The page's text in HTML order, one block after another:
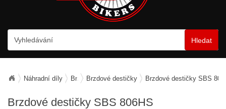
Hledat
Náhradní díly BrzdyBrzdové destičky Brzdové destičky SBS
Brzdové destičky SBS 806HS